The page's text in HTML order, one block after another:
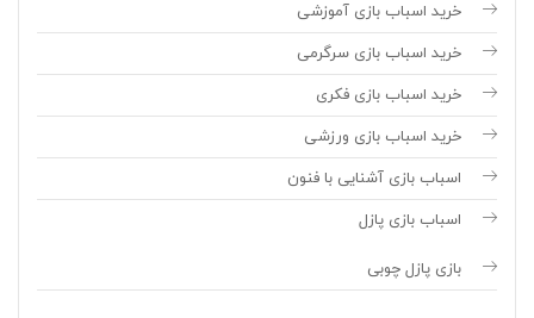
خرید اسباب بازی آموزشی
خرید اسباب بازی سرگرمی
خرید اسباب بازی فکری
خرید اسباب بازی ورزشی
اسباب بازی آشنایی با فنون
اسباب بازی پازل
بازی پازل چوبی